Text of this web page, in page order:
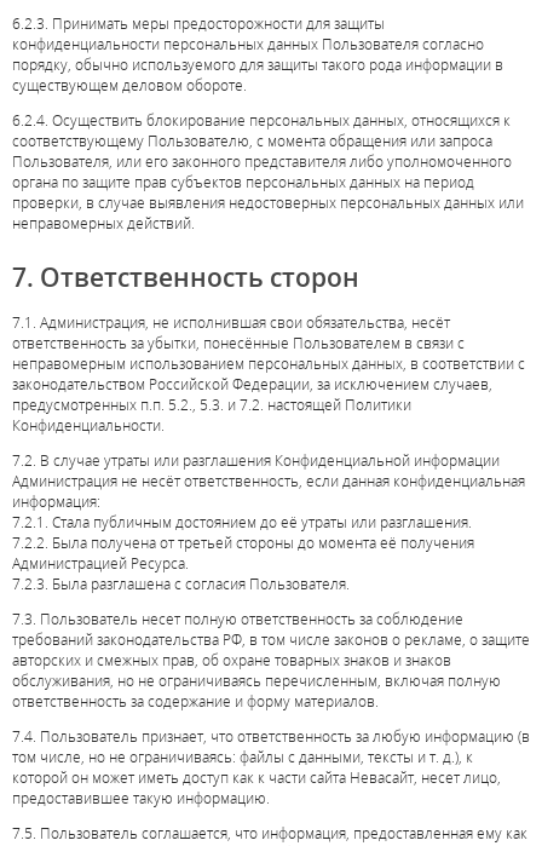
6.2.3. Принимать меры предосторожности для защиты
конфиденциальности персональных данных Пользователя согласно
порядку, обычно используемого для защиты такого рода информации в
существующем деловом обороте.
6.2.4. Осуществить блокирование персональных данных, относящихся к
соответствующему Пользователю, с момента обращения или запроса
Пользователя, или его законного представителя либо уполномоченного
органа по защите прав субъектов персональных данных на период
проверки, в случае выявления недостоверных персональных данных или
неправомерных действий.
7. Ответственность сторон
7.1. Администрация, не исполнившая свои обязательства, несёт
ответственность за убытки, понесённые Пользователем в связи с
неправомерным использованием персональных данных, в соответствии с
законодательством Российской Федерации, за исключением случаев,
предусмотренных п.п. 5.2., 5.3. и 7.2. настоящей Политики
Конфиденциальности.
7.2. В случае утраты или разглашения Конфиденциальной информации
Администрация не несёт ответственность, если данная конфиденциальная
информация:
7.2.1. Стала публичным достоянием до её утраты или разглашения.
7.2.2. Была получена от третьей стороны до момента её получения
Администрацией Ресурса.
7.2.3. Была разглашена с согласия Пользователя.
7.3. Пользователь несет полную ответственность за соблюдение
требований законодательства РФ, в том числе законов о рекламе, о защите
авторских и смежных прав, об охране товарных знаков и знаков
обслуживания, но не ограничиваясь перечисленным, включая полную
ответственность за содержание и форму материалов.
7.4. Пользователь признает, что ответственность за любую информацию (в
том числе, но не ограничиваясь: файлы с данными, тексты и т. д.), к
которой он может иметь доступ как к части сайта Невасайт, несет лицо,
предоставившее такую информацию.
7.5. Пользователь соглашается, что информация, предоставленная ему как